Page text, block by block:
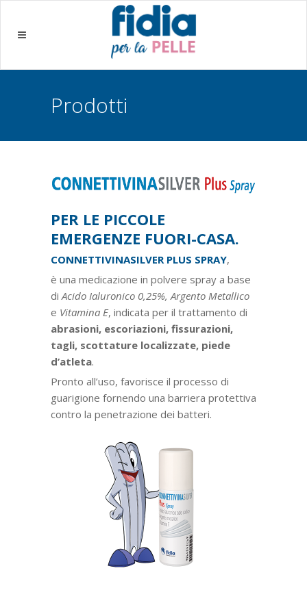
Prodotti
PER LE PICCOLE
EMERGENZE FUORI-CASA.
CONNETTIVINASILVER PLUS SPRAY,
è una medicazione in polvere spray a base
di Acido Ialuronico 0,25%, Argento Metallico
e Vitamina E, indicata per il trattamento di
abrasioni, escoriazioni, fissurazioni,
tagli, scottature localizzate, piede
d’atleta.
Pronto all’uso, favorisce il processo di
guarigione fornendo una barriera protettiva
contro la penetrazione dei batteri.